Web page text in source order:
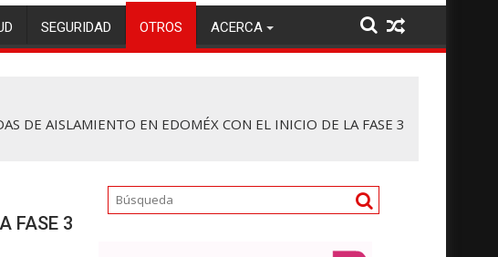
SEGURIDAD OTROS ACERCA
DE AISLAMIENTO EN EDOMÉX CON EL INICIO DE LA FASE 3
FASE 3